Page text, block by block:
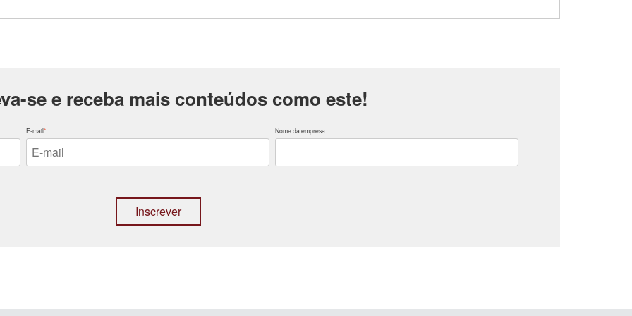
se e receba mais conteúdos como este!
E-mail* Nome da empresa